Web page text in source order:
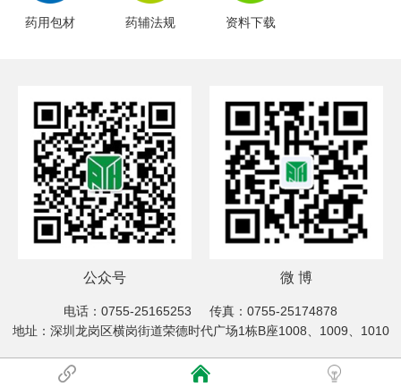
药用包材 药辅法规 资料下载
公众号 微 博
电话：0755-25165253
传真：0755-25174878
地址：深圳龙岗区横岗街道荣德时代广场1栋B座1008、1009、1010